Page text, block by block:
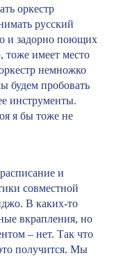
оркестр
русский
и задорно поющих
тоже имеет место
немножко
будем пробовать
инструменты.
я бы тоже не
и
совместной
В каких-то
вкрапления, но
– нет. Так что
получится. Мы